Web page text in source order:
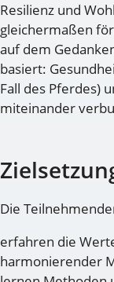
Resilienz und
gleichermaßen
auf dem
basiert:
Fall des Pferdes)
miteinander
Die
erfahren die
harmonierender